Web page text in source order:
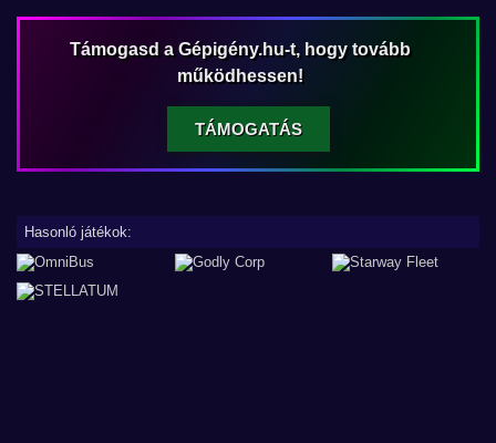
Támogasd a Gépigény.hu-t, hogy tovább
működhessen!
TÁMOGATÁS
Hasonló játékok: